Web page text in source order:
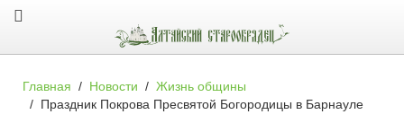
Главная Новости
Жизнь общины
Праздник Покрова Пресвятой Богородицы в Барнауле